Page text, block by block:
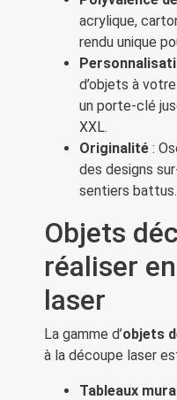
acrylique,
rendu unique
d’objets à
un porte-clé
XXL.
Originalité :
des designs
sentiers battus.
Objets
réaliser
laser
La gamme d’objets
à la découpe laser
Tableaux